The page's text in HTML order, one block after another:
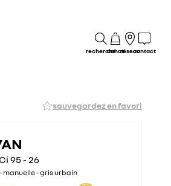
rechercheachatréseaucontact
sauvegardez en favori
95 - 26
manuelle - gris urbain